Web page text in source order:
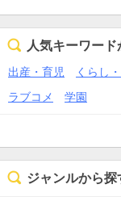
人気キーワー
出産・育児 くらし
ラブコメ
学園
ジャンルから探